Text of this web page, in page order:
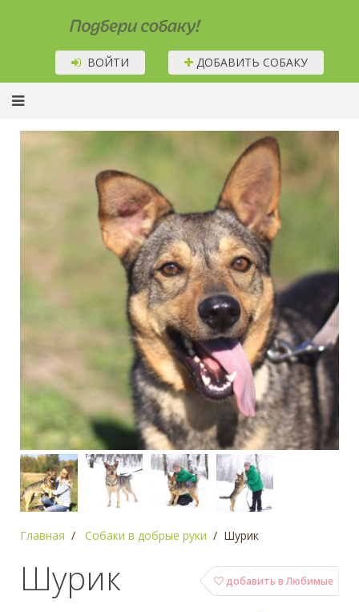
Подбери собаку!
ВОЙТИ ДОБАВИТЬ СОБАКУ
Главная Собаки в добрые руки Шурик
добавить в Любимые
Шурик